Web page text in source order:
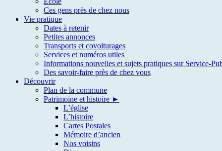
Ces gens près de chez nous
Vie pratique
Dates à retenir
Petites annonces
Transports et covoiturages
Services et numéros utiles
Informations nouvelles et sujets pratiques sur Service-
Des savoir-faire près de chez vous
Découvrir
Plan de la commune
Patrimoine et histoire ►
L’église
L’histoire
Cartes Postales
Mémoire d’ancien
Nos voisins